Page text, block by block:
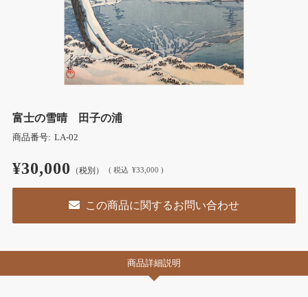
富士の雪晴 田子の浦
商品番号: LA-02
¥30,000 （税別） ( 税込 ¥33,000 )
この商品に関するお問い合わせ
商品詳細説明